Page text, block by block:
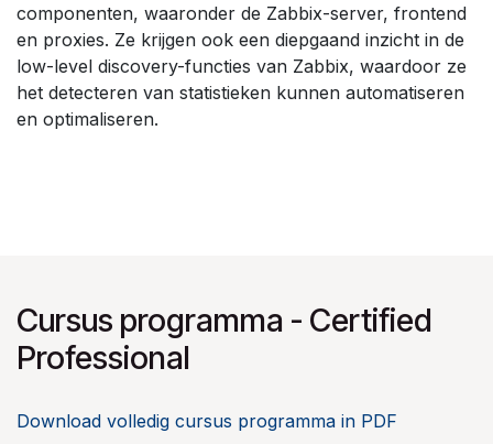
componenten, waaronder de Zabbix-server, frontend
en proxies. Ze krijgen ook een diepgaand inzicht in de
low-level discovery-functies van Zabbix, waardoor ze
het detecteren van statistieken kunnen automatiseren
en optimaliseren.
Cursus programma - Certified
Professional
Download volledig cursus programma in PDF